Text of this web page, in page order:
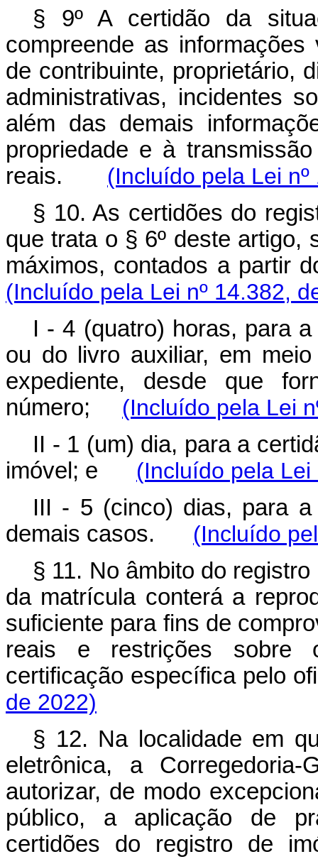
§ 9º A certidão da
compreende as
de contribuinte, proprietário,
administrativas, incidentes
além das demais
propriedade e à
reais. (Incluído pela Lei
§ 10. As certidões do
que trata o § 6º deste artigo,
máximos, contados a
(Incluído pela Lei nº 14.382,
I - 4 (quatro) horas, para
ou do livro auxiliar, em
expediente, desde que
número; (Incluído pela Lei
II - 1 (um) dia, para a
imóvel; e (Incluído pela
III - 5 (cinco) dias, para
demais casos. (Incluído
§ 11. No âmbito do
da matrícula conterá a
suficiente para fins de
reais e restrições sobre
certificação específica
de 2022)
§ 12. Na localidade em
eletrônica, a
autorizar, de modo
público, a aplicação de
certidões do registro de